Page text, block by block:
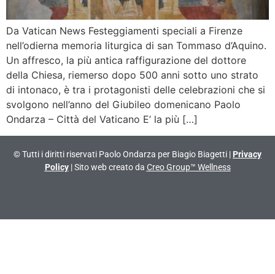
Da Vatican News Festeggiamenti speciali a Firenze
nell’odierna memoria liturgica di san Tommaso d’Aquino.
Un affresco, la più antica raffigurazione del dottore
della Chiesa, riemerso dopo 500 anni sotto uno strato
di intonaco, è tra i protagonisti delle celebrazioni che si
svolgono nell’anno del Giubileo domenicano Paolo
Ondarza – Città del Vaticano E’ la più […]
© Tutti i diritti riservati Paolo Ondarza per Biagio Biagetti | Privacy
Policy| Sito web creato da Creo Group™ Wellness